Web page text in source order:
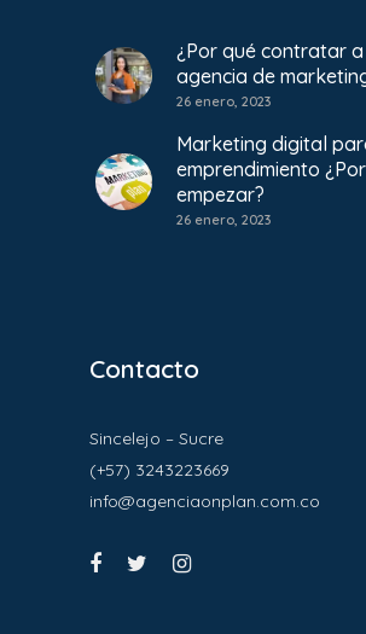
¿Por qué contratar
agencia de
26 enero, 2023
Marketing digital
emprendimiento
empezar?
26 enero, 2023
Contacto
Sincelejo – Sucre
(+57) 3243223669
info@agenciaonplan.com.co